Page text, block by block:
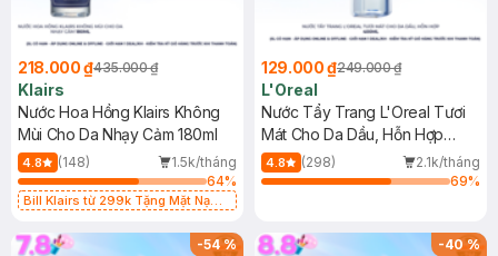
218.000 ₫435.000 ₫
Klairs
Nước Hoa Hồng Klairs Không
Mùi Cho Da Nhạy Cảm 180ml
4.8 (148)
1.5k/tháng
64%
Bill Klairs từ 299k Tặng Mặt Nạ
25ml (SL Có Hạn)
129.000 ₫249.000 ₫
L'Oreal
Nước Tẩy Trang L'Oreal Tươi
Mát Cho Da Dầu, Hỗn Hợp
400ml
4.8 (298)
2.1k/tháng
69%
-54% -40%